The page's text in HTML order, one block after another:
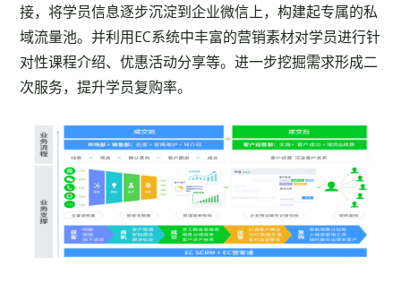
接，将学员信息逐步沉淀到企业微信上，构建起专属的私
域流量池。并利用EC系统中丰富的营销素材对学员进行针
对性课程介绍、优惠活动分享等。进一步挖掘需求形成二
次服务，提升学员复购率。